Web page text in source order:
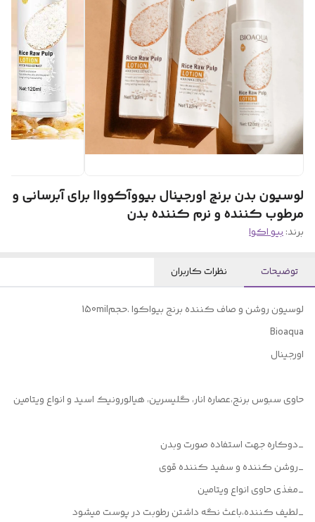
لوسیون بدن برنج اورجینال بیووآکوواا برای آبرسانی و
مرطوب کننده و نرم کننده بدن
برند:بیو اکوا
توضیحات نظرات کاربران
لوسیون روشن و صاف کننده برنج بیواکوا .حجم150mil
Bioaqua
اورجینال
حاوی سبوس برنج،عصاره انار، گلیسرین، هیالورونیک اسید و انواع ویتامین
_دوکاره جهت استفاده صورت وبدن
_روشن کننده و سفید کننده قوی
_مغذی حاوی انواع ویتامین
_لطیف کننده،باعث نگه داشتن رطوبت در پوست میشود